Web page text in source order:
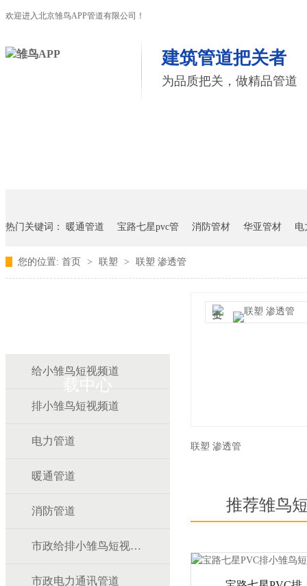
欢迎进入北京雏鸟APP管道有限公司！
建筑管道把关者
为品质把关，做精品管道
热门关键词： 暖通管道 宝路七星pvc管 消防管材 华亚管材 电
您的位置: 首页 > 联塑 > 联塑 渗透管
载中心
给小雏鸟短视频道
排小雏鸟短视频道
电力管道
暖通管道
消防管道
市政给排小雏鸟短视频道
市政电力通讯管道
联塑 渗透管
推荐雏鸟